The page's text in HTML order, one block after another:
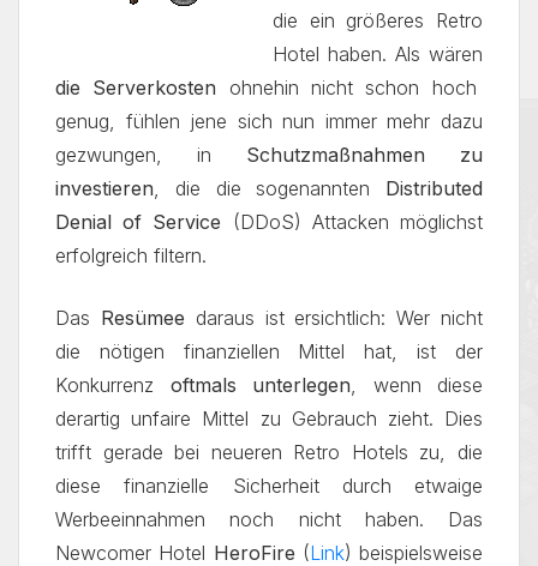
die ein größeres Retro
Hotel haben. Als wären
die Serverkosten ohnehin nicht schon hoch
genug, fühlen jene sich nun immer mehr dazu
gezwungen, in Schutzmaßnahmen zu
investieren, die die sogenannten Distributed
Denial of Service (DDoS) Attacken möglichst
erfolgreich filtern.
Das Resümee daraus ist ersichtlich: Wer nicht
die nötigen finanziellen Mittel hat, ist der
Konkurrenz oftmals unterlegen, wenn diese
derartig unfaire Mittel zu Gebrauch zieht. Dies
trifft gerade bei neueren Retro Hotels zu, die
diese finanzielle Sicherheit durch etwaige
Werbeeinnahmen noch nicht haben. Das
Newcomer Hotel HeroFire (Link) beispielsweise